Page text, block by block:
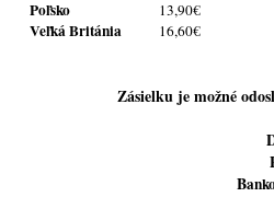
Poľsko 13,90€
Veľká Británia 16,60€
Zásielku je možné
B
b
u